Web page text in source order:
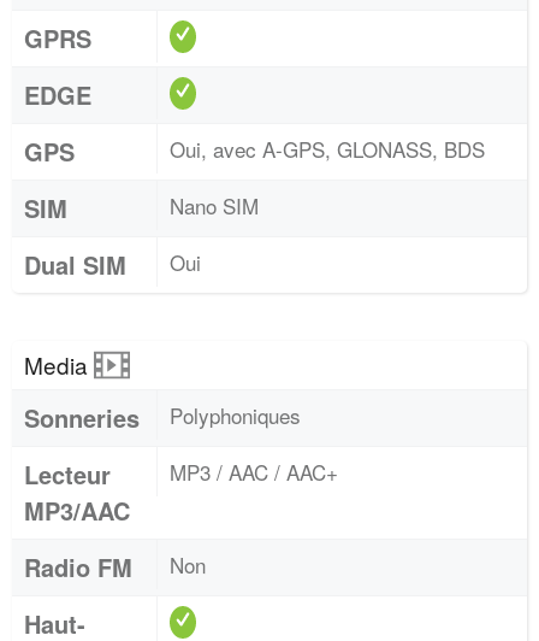
GPRS
EDGE
GPS
Oui, avec A-GPS, GLONASS, BDS
SIM Nano SIM
Dual SIM Oui
Media
Sonneries Polyphoniques
Lecteur
MP3/AAC
MP3 / AAC / AAC+
Radio FM Non
Haut-